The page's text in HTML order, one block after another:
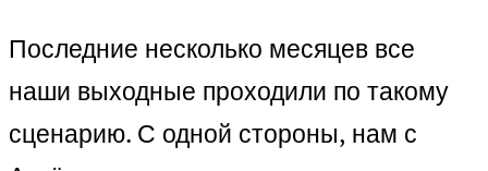
Последние несколько месяцев все
наши выходные проходили по такому
сценарию. С одной стороны, нам с